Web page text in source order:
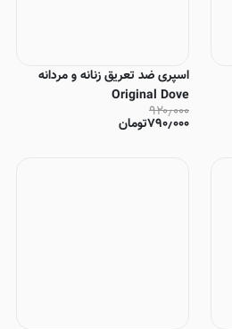
اسپری ضد تعریق زنانه و مردانه
Original Dove
۹۲۰٫۰۰۰
۷۹۰٫۰۰۰تومان